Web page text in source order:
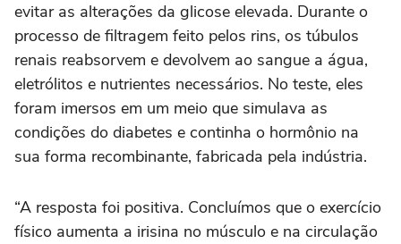
evitar as alterações da glicose elevada. Durante o
processo de filtragem feito pelos rins, os túbulos
renais reabsorvem e devolvem ao sangue a água,
eletrólitos e nutrientes necessários. No teste, eles
foram imersos em um meio que simulava as
condições do diabetes e continha o hormônio na
sua forma recombinante, fabricada pela indústria.
“A resposta foi positiva. Concluímos que o exercício
físico aumenta a irisina no músculo e na circulação